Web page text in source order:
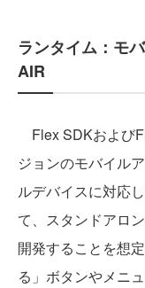
ランタイム：モ
AIR
Flex SDKおよび
ジョンのモバイル
ルデバイスに対応
て、スタンドアロ
開発することを想
る」ボタンやメニ